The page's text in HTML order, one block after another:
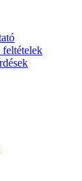
feltételek